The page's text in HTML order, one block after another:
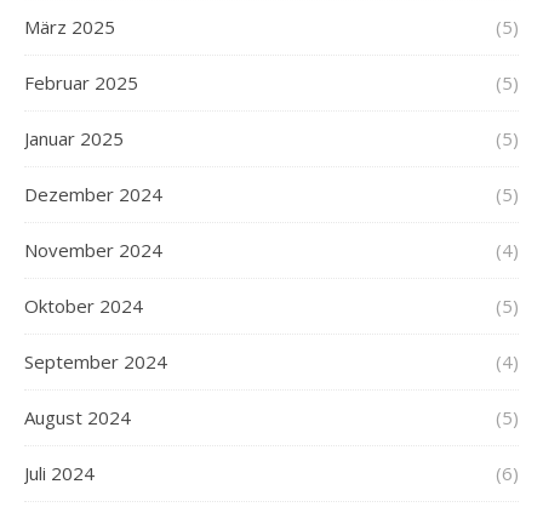
März 2025 (5)
Februar 2025 (5)
Januar 2025 (5)
Dezember 2024 (5)
November 2024 (4)
Oktober 2024 (5)
September 2024 (4)
August 2024 (5)
Juli 2024 (6)